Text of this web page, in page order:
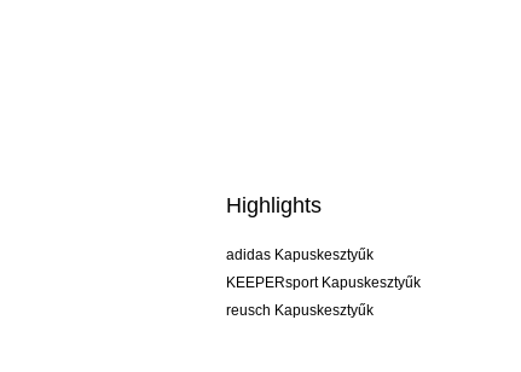
Highlights
adidas Kapuskesztyűk
KEEPERsport Kapuskesztyűk
reusch Kapuskesztyűk